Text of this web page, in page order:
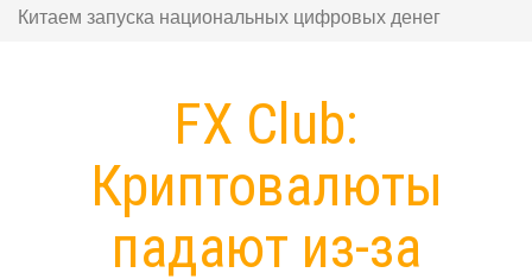
Китаем запуска национальных цифровых денег
FX Club:
Криптовалюты
падают из-за